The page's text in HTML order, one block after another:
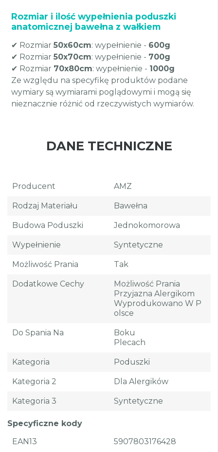
Rozmiar i ilość wypełnienia poduszki
anatomicznej bawełna z wałkiem
✔ Rozmiar 50x60cm: wypełnienie - 600g
✔ Rozmiar 50x70cm: wypełnienie - 700g
✔ Rozmiar 70x80cm: wypełnienie - 1000g
Ze względu na specyfikę produktów podane
wymiary są wymiarami poglądowymi i mogą się
nieznacznie różnić od rzeczywistych wymiarów.
DANE TECHNICZNE
Producent AMZ
Rodzaj Materiału Bawełna
Budowa Poduszki Jednokomorowa
Wypełnienie Syntetyczne
Możliwość Prania Tak
Dodatkowe Cechy
Możliwość Prania
Przyjazna Alergikom
Wyprodukowano W P
Olsce
Do Spania Na
Boku
Plecach
Kategoria Poduszki
Kategoria 2 Dla Alergików
Kategoria 3 Syntetyczne
Specyficzne kody
EAN13
5907803176428